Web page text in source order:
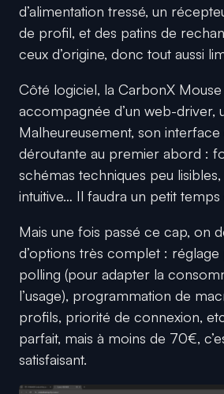
d’alimentation tressé, un
de profil, et des patins de
ceux d’origine, donc tout aussi
Côté logiciel, la CarbonX
accompagnée d’un web-driver,
Malheureusement, son interface
déroutante au premier abord :
schémas techniques peu
intuitive… Il faudra un petit temps
Mais une fois passé ce cap, on
d’options très complet : réglage
polling (pour adapter la
l’usage), programmation de
profils, priorité de connexion,
parfait, mais à moins de 70€,
satisfaisant.